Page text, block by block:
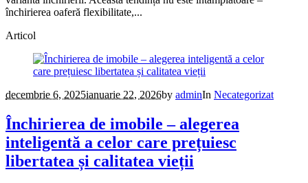
închirierea oaferă flexibilitate,...
Articol
decembrie 6, 2025ianuarie 22, 2026by adminIn Necategorizat
Închirierea de imobile – alegerea
inteligentă a celor care prețuiesc
libertatea și calitatea vieții